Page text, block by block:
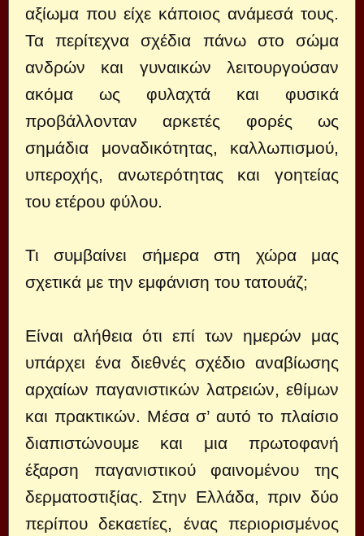
αξίωμα που είχε κάποιος ανάμεσά τους.
Τα περίτεχνα σχέδια πάνω στο σώμα
ανδρών και γυναικών λειτουργούσαν
ακόμα ως φυλαχτά και φυσικά
προβάλλονταν αρκετές φορές ως
σημάδια μοναδικότητας, καλλωπισμού,
υπεροχής, ανωτερότητας και γοητείας
του ετέρου φύλου.
Τι συμβαίνει σήμερα στη χώρα μας
σχετικά με την εμφάνιση του τατουάζ;
Είναι αλήθεια ότι επί των ημερών μας
υπάρχει ένα διεθνές σχέδιο αναβίωσης
αρχαίων παγανιστικών λατρειών, εθίμων
και πρακτικών. Μέσα σ’ αυτό το πλαίσιο
διαπιστώνουμε και μια πρωτοφανή
έξαρση παγανιστικού φαινομένου της
δερματοστιξίας. Στην Ελλάδα, πριν δύο
περίπου δεκαετίες, ένας περιορισμένος